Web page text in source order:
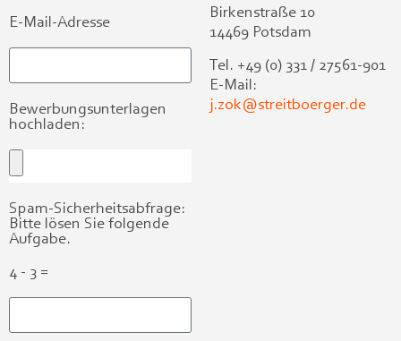
E-Mail-Adresse
Bewerbungsunterlagen
hochladen:
Spam-Sicherheitsabfrage:
Bitte lösen Sie folgende
Aufgabe.
4 - 3 =
Birkenstraße 10
14469 Potsdam
Tel. +49 (0) 331 / 27561-901
E-Mail:
j.zok@streitboerger.de